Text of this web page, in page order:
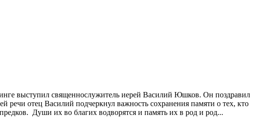
выступил священнослужитель иерей Василий Юшков. Он поздравил
речи отец Василий подчеркнул важность сохранения памяти о тех, кто
Души их во благих водворятся и память их в род и род...